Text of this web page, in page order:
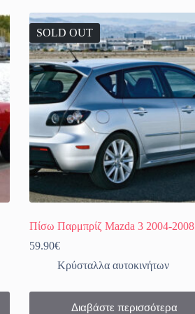
SOLD OUT
Πίσω Παρμπρίζ Mazda 3 2004-2008
59.90€
Κρύσταλλα αυτοκινήτων
Διαβάστε περισσότερα